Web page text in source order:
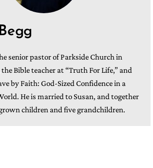
senior pastor of Parkside Church in
Bible teacher at “Truth For Life,” and
by Faith: God-Sized Confidence in a
He is married to Susan, and together
children and five grandchildren.